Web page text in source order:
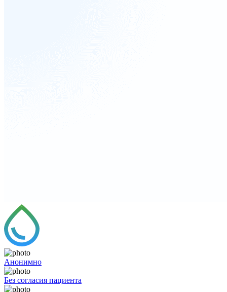
Анонимно
Без согласия пациента